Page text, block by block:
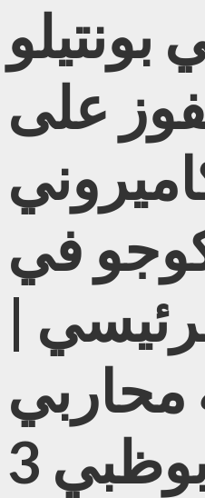
بونتيلو
على
في
|
محاربي
3